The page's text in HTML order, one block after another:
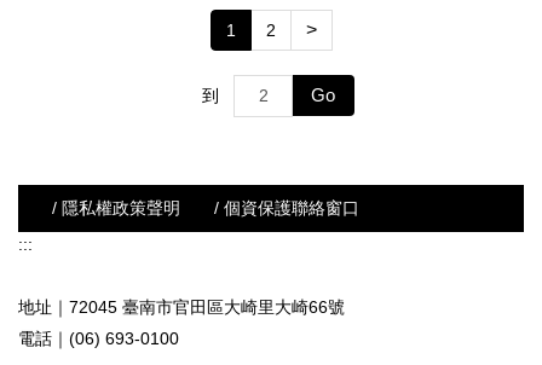
1 2 >
到 Go
/ 隱私權政策聲明
/ 個資保護聯絡窗口
:::
地址｜72045 臺南市官田區大崎里大崎66號
電話｜(06) 693-0100